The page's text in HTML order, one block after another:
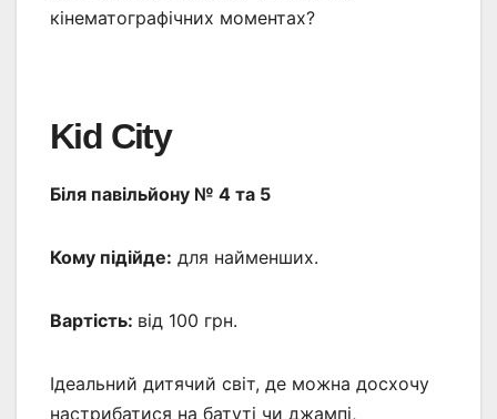
кінематографічних моментах?
Kid City
Біля павільйону № 4 та 5
Кому підійде: для найменших.
Вартість: від 100 грн.
Ідеальний дитячий світ, де можна досхочу
настрибатися на батуті чи джампі,